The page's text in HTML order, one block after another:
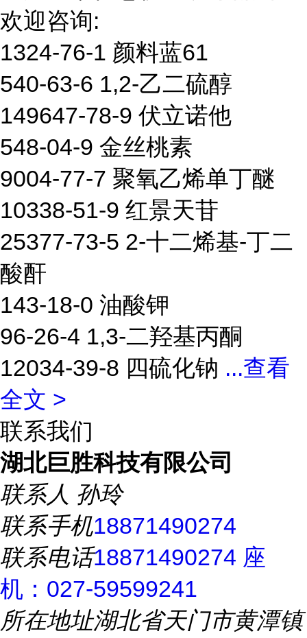
欢迎咨询:
1324-76-1 颜料蓝61
540-63-6 1,2-乙二硫醇
149647-78-9 伏立诺他
548-04-9 金丝桃素
9004-77-7 聚氧乙烯单丁醚
10338-51-9 红景天苷
25377-73-5 2-十二烯基-丁二
酸酐
143-18-0 油酸钾
96-26-4 1,3-二羟基丙酮
12034-39-8 四硫化钠 ...查看
全文 >
联系我们
湖北巨胜科技有限公司
联系人 孙玲
联系手机18871490274
联系电话18871490274 座
机：027-59599241
所在地址湖北省天门市黄潭镇